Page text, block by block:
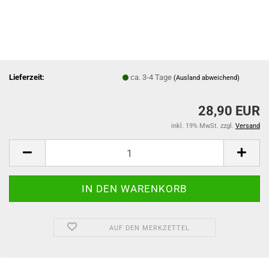
Lieferzeit: ca. 3-4 Tage(Ausland abweichend)
28,90 EUR
inkl. 19% MwSt. zzgl. Versand
AUF DEN MERKZETTEL